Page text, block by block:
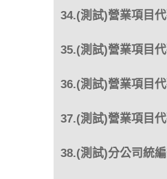
34.(測試)營業項目
35.(測試)營業項目
36.(測試)營業項目
37.(測試)營業項目
38.(測試)分公司統